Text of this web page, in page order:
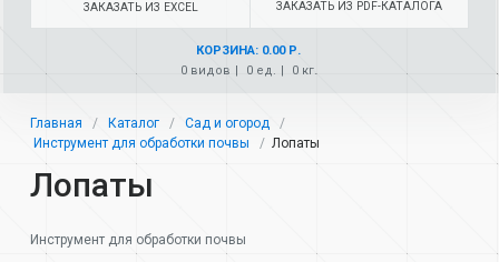
ЗАКАЗАТЬ ИЗ EXCEL ЗАКАЗАТЬ ИЗ PDF-КАТАЛОГА
КОРЗИНА: 0.00 Р.
0 видов
0 ед. 0 кг.
Главная Каталог
Сад и огород
Инструмент для обработки почвы
Лопаты
Лопаты
Инструмент для обработки почвы